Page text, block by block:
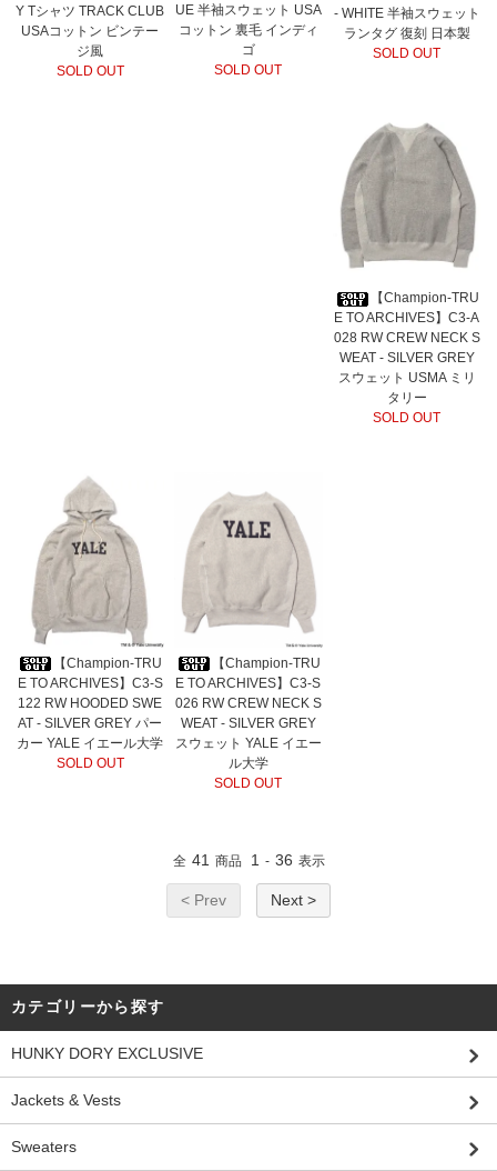
Y Tシャツ TRACK CLUB
USAコットン ビンテー
ジ風
SOLD OUT
UE 半袖スウェット USA
コットン 裏毛 インディ
ゴ
SOLD OUT
- WHITE 半袖スウェット
ランタグ 復刻 日本製
SOLD OUT
【Champion-TRU
E TO ARCHIVES】C3-A
028 RW CREW NECK S
WEAT - SILVER GREY
スウェット USMA ミリ
タリー
SOLD OUT
【Champion-TRU
E TO ARCHIVES】C3-S
122 RW HOODED SWE
AT - SILVER GREY パー
カー YALE イエール大学
SOLD OUT
【Champion-TRU
E TO ARCHIVES】C3-S
026 RW CREW NECK S
WEAT - SILVER GREY
スウェット YALE イエー
ル大学
SOLD OUT
全 41 商品 1 - 36 表示
< Prev Next >
カテゴリーから探す
HUNKY DORY EXCLUSIVE
Jackets & Vests
Sweaters